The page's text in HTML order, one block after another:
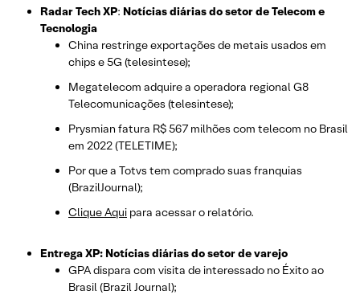
Radar Tech XP: Notícias diárias do setor de Telecom e
Tecnologia
China restringe exportações de metais usados em
chips e 5G (telesintese);
Megatelecom adquire a operadora regional G8
Telecomunicações (telesintese);
Prysmian fatura R$ 567 milhões com telecom no Brasil
em 2022 (TELETIME);
Por que a Totvs tem comprado suas franquias
(BrazilJournal);
Clique Aqui para acessar o relatório.
Entrega XP: Notícias diárias do setor de varejo
GPA dispara com visita de interessado no Éxito ao
Brasil (Brazil Journal);